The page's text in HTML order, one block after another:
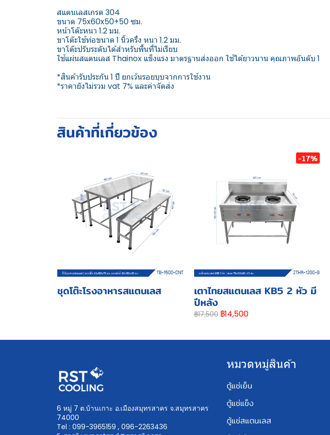
สแตนเลสเกรด 304
ขนาด 75x60x50+50 ซม.
หน้าโต๊ะหนา 1.2 มม.
ขาโต๊ะใช้ท่อขนาด 1 นิ้วครึ่ง หนา 1.2 มม.
ขาโต๊ะปรับระดับได้สำหรับพื้นที่ไม่เรียบ
ใช้แผ่นสแตนเลส Thainox แข็งแรง มาตรฐานส่งออก ใช้ได้ยาวนาน คุณภาพอันดับ 1
*สินค้ารับประกัน 1 ปี ยกเว้นรอยบุบจากการใช้งาน
*ราคายังไม่รวม vat 7% และค่าจัดส่ง
สินค้าที่เกี่ยวข้อง
ชุดโต๊ะโรงอาหารสแตนเลส
-17%
เตาไทยสแตนเลส KB5 2 หัว มี
ปีหลัง
฿17,500 ฿14,500
6 หมู่ 7 ต.บ้านเกาะ อ.เมืองสมุทรสาคร จ.สมุทรสาคร
74000
Tel : 099-3965159 , 096-2263436
หมวดหมู่สินค้า
ตู้แช่เย็น
ตู้แช่แข็ง
ตู้แช่สแตนเลส